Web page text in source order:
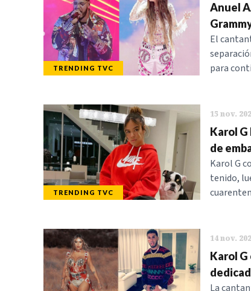
TRENDING TVC
Anuel
El
para
TRENDING TVC
15 nov.
Karol
de
Karol G
tenido,
14 nov.
Karol
La